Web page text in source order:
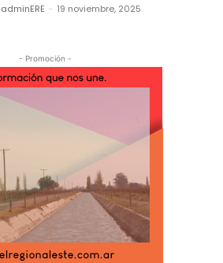
adminERE - 19 noviembre, 2025
- Promoción -